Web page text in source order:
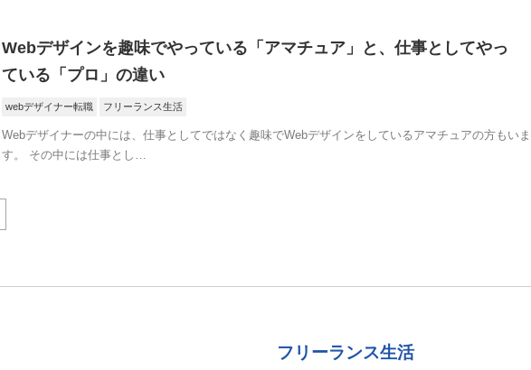
Webデザインを趣味でやっている「アマチュア」と、仕事としてやっ
ている「プロ」の違い
webデザイナー転職 フリーランス生活
Webデザイナーの中には、仕事としてではなく趣味でWebデザインをしているアマチュアの方もいま
す。 その中には仕事とし…
フリーランス生活